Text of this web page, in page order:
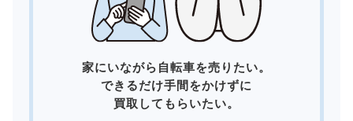
家にいながら自転車を売りたい。
できるだけ手間をかけずに
買取してもらいたい。